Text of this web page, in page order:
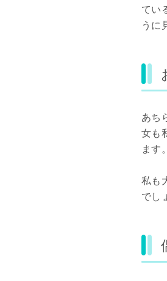
てい
うに
あち
女も
ます。
私も
でし